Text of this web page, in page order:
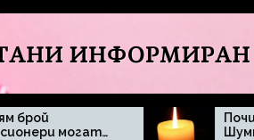
Почина Димитър
Шумналиев